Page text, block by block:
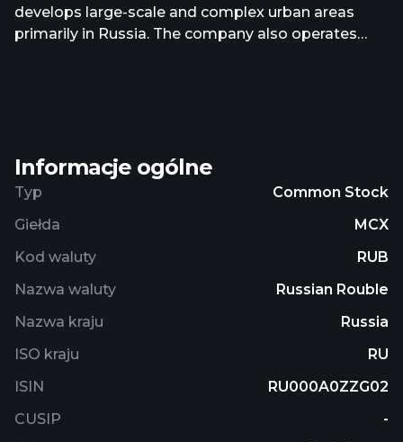
develops large-scale and complex urban areas
primarily in Russia. The company also operates
2012 and is based in Moscow, Russia.
Informacje ogólne
Typ
Common Stock
Giełda
MCX
Kod waluty
RUB
Nazwa waluty
Russian Rouble
Nazwa kraju
Russia
ISO kraju
RU
ISIN
RU000A0ZZG02
CUSIP
-